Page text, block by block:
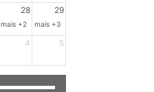
28 29
mais +2 mais +3
4 5